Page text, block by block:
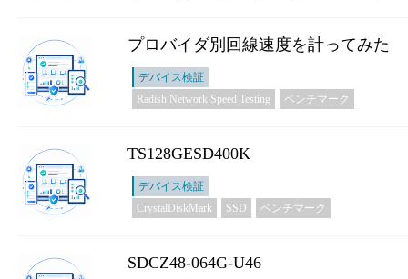
プロバイダ別回線速度を計ってみた
デバイス検証
Radish Network Speed Testing ベンチマーク
TS128GESD400K
デバイス検証
CrystalDiskMark SSD ベンチマーク
SDCZ48-064G-U46